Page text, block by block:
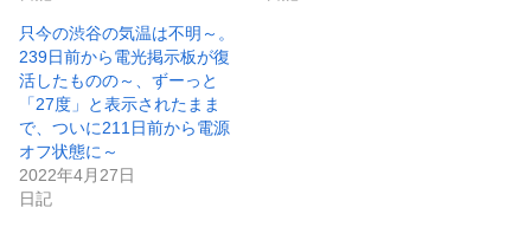
ま
す
)
只今の渋谷の気温は不明～。
239日前から電光掲示板が復
活したものの～、ずーっと
「27度」と表示されたまま
で、ついに211日前から電源
オフ状態に～
2022年4月27日
日記